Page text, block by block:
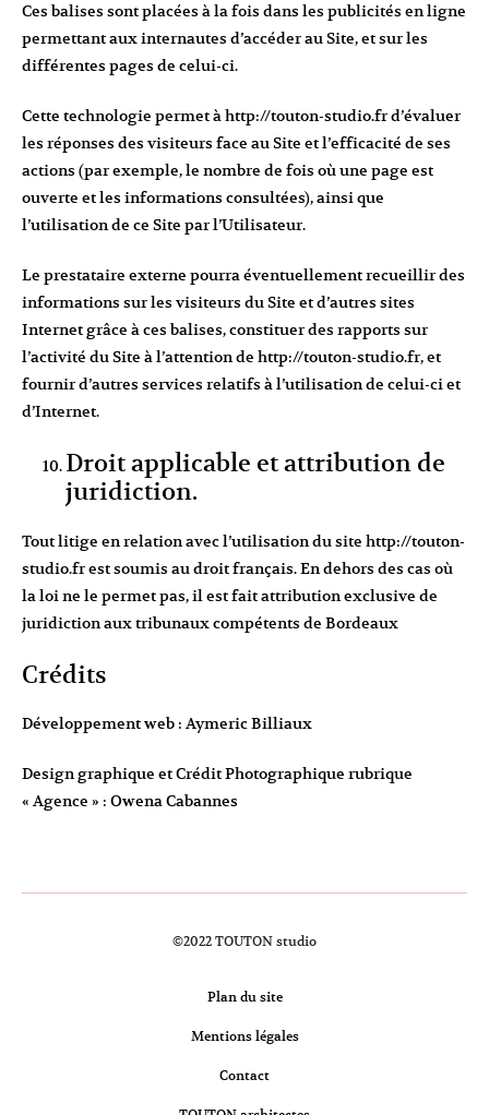
Ces balises sont placées à la fois dans les publicités en ligne
permettant aux internautes d’accéder au Site, et sur les
différentes pages de celui-ci.
Cette technologie permet àhttp://touton-studio.frd’évaluer
les réponses des visiteurs face au Site et l’efficacité de ses
actions (par exemple, le nombre de fois où une page est
ouverte et les informations consultées), ainsi que
l’utilisation de ce Site par l’Utilisateur.
Le prestataire externe pourra éventuellement recueillir des
informations sur les visiteurs du Site et d’autres sites
Internet grâce à ces balises, constituer des rapports sur
l’activité du Site à l’attention de http://touton-studio.fr, et
fournir d’autres services relatifs à l’utilisation de celui-ci et
d’Internet.
Droit applicable et attribution de
juridiction.
Tout litige en relation avec l’utilisation du site http://touton-
studio.frest soumis au droit français. En dehors des cas où
la loi ne le permet pas, il est fait attribution exclusive de
juridiction aux tribunaux compétents de Bordeaux
Crédits
Développement web : Aymeric Billiaux
Design graphique et Crédit Photographique rubrique
« Agence » : Owena Cabannes
©2022 TOUTON studio
Plan du site
Mentions légales
Contact